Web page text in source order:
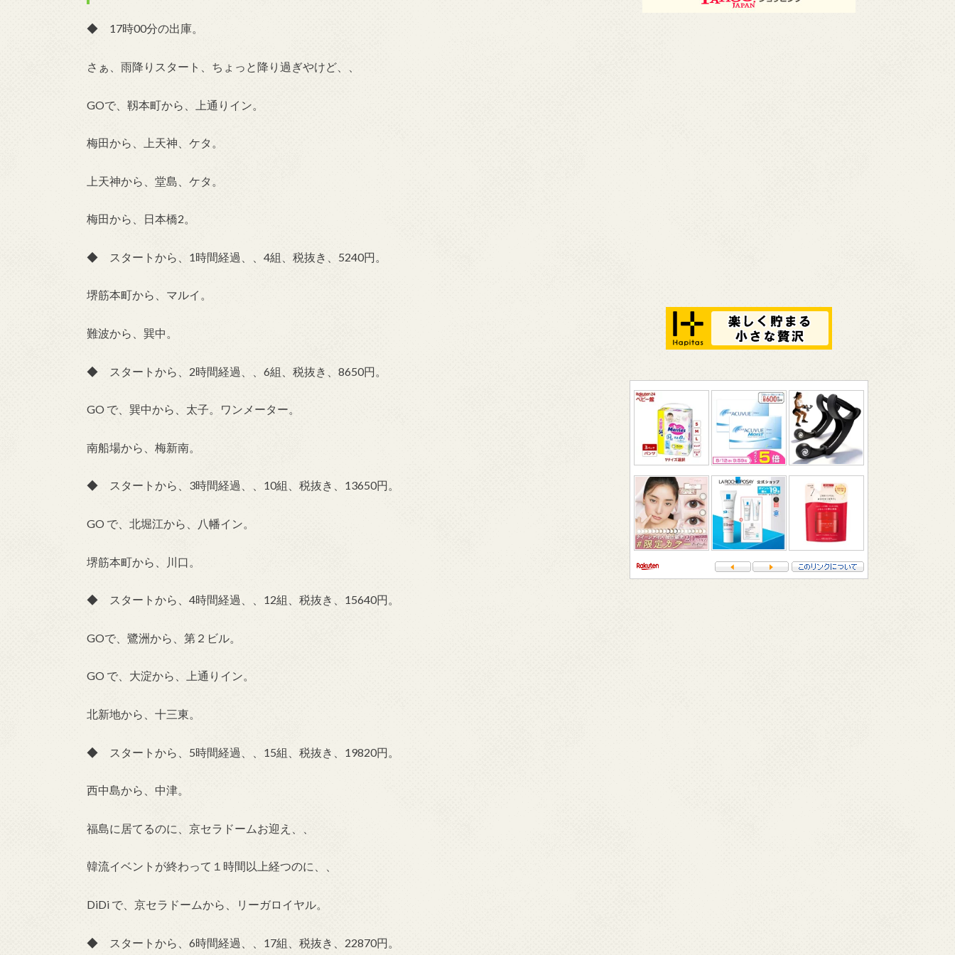
◆ 17時00分の出庫。
さぁ、雨降りスタート、ちょっと降り過ぎやけど、、
GOで、靱本町から、上通りイン。
梅田から、上天神、ケタ。
上天神から、堂島、ケタ。
梅田から、日本橋2。
◆ スタートから、1時間経過、、4組、税抜き、5240円。
堺筋本町から、マルイ。
難波から、巽中。
◆ スタートから、2時間経過、、6組、税抜き、8650円。
GO で、巽中から、太子。ワンメーター。
南船場から、梅新南。
◆ スタートから、3時間経過、、10組、税抜き、13650円。
GO で、北堀江から、八幡イン。
堺筋本町から、川口。
◆ スタートから、4時間経過、、12組、税抜き、15640円。
GOで、鷺洲から、第２ビル。
GO で、大淀から、上通りイン。
北新地から、十三東。
◆ スタートから、5時間経過、、15組、税抜き、19820円。
西中島から、中津。
福島に居てるのに、京セラドームお迎え、、
韓流イベントが終わって１時間以上経つのに、、
DiDi で、京セラドームから、リーガロイヤル。
◆ スタートから、6時間経過、、17組、税抜き、22870円。